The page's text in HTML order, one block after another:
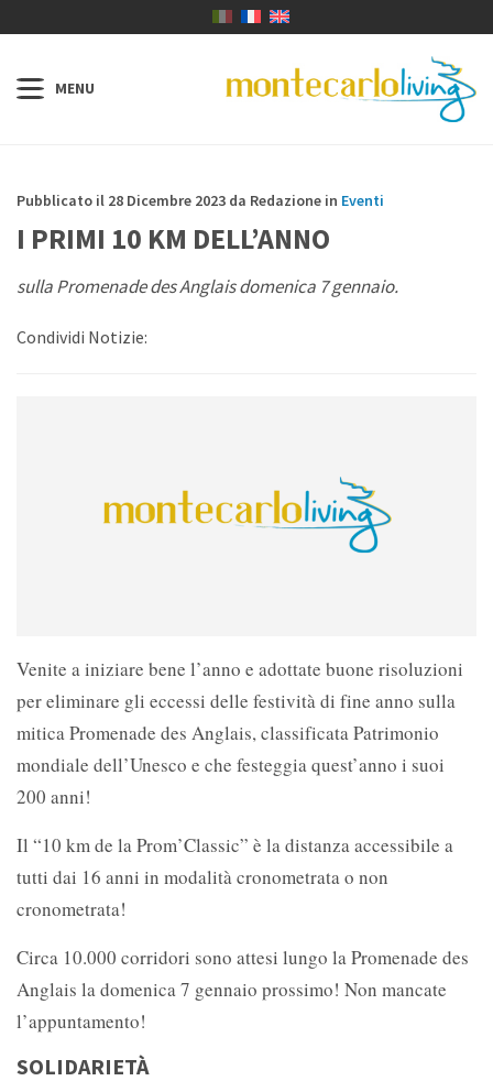
Pubblicato il 28 Dicembre 2023 da Redazione in Eventi
I PRIMI 10 KM DELL’ANNO
sulla Promenade des Anglais domenica 7 gennaio.
Condividi Notizie:
Venite a iniziare bene l’anno e adottate buone risoluzioni
per eliminare gli eccessi delle festività di fine anno sulla
mitica Promenade des Anglais, classificata Patrimonio
mondiale dell’Unesco e che festeggia quest’anno i suoi
200 anni!
Il “10 km de la Prom’Classic” è la distanza accessibile a
tutti dai 16 anni in modalità cronometrata o non
cronometrata!
Circa 10.000 corridori sono attesi lungo la Promenade des
Anglais la domenica 7 gennaio prossimo! Non mancate
l’appuntamento!
SOLIDARIETÀ